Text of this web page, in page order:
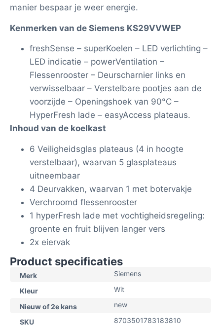
manier bespaar je weer energie.
Kenmerken van de Siemens KS29VVWEP
freshSense – superKoelen – LED verlichting –
LED indicatie – powerVentilation –
Flessenrooster – Deurscharnier links en
verwisselbaar – Verstelbare pootjes aan de
voorzijde – Openingshoek van 90°C –
HyperFresh lade – easyAccess plateaus.
Inhoud van de koelkast
6 Veiligheidsglas plateaus (4 in hoogte
verstelbaar), waarvan 5 glasplateaus
uitneembaar
4 Deurvakken, waarvan 1 met botervakje
Verchroomd flessenrooster
1 hyperFresh lade met vochtigheidsregeling:
groente en fruit blijven langer vers
2x eiervak
Product specificaties
Merk Siemens
Kleur Wit
Nieuw of 2e kans new
SKU 8703501783183810